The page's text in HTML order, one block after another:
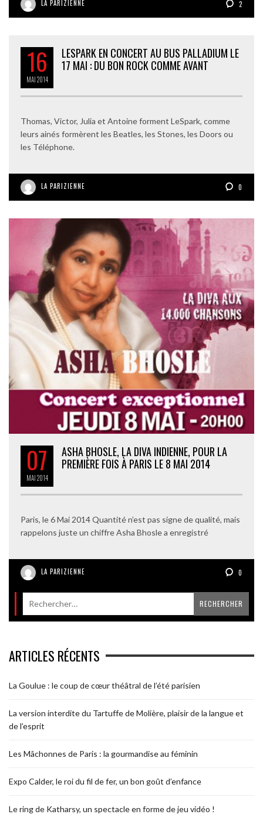
LA PARIZIENNE 2
16
MAI2014
LESPARK EN CONCERT AU BUS PALLADIUM LE
17 MAI : DU BON ROCK COMME AVANT
Thomas, Victor, Julia et Antoine forment LeSpark, comme
leurs ainés formèrent les Beatles, les Stones, les Doors ou
les Téléphone.
LA PARIZIENNE 0
07
MAI2014
ASHA BHOSLE, LA DIVA INDIENNE, POUR LA
PREMIÈRE FOIS À PARIS LE 8 MAI 2014
Paris, le 6 Mai 2014 Quantité n’est pas signe de qualité, mais
rappelons juste un chiffre Asha Bhosle a enregistré
LA PARIZIENNE 0
ARTICLES RÉCENTS
La Goulue : le coup de cœur théâtral de l’été parisien
La version interdite du Tartuffe de Molière, plaisir de la langue et
de l’esprit
Les Mâchonnes de Paris : la gourmandise au féminin
Expo Calder, le roi du fil de fer, un bon goût d’enfance
Le ring de Katharsy, un spectacle en forme de jeu vidéo !